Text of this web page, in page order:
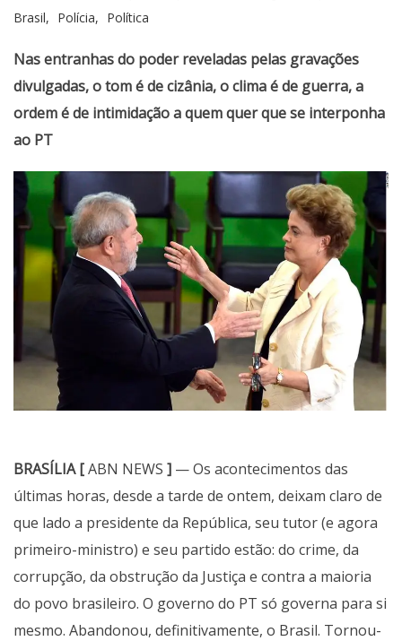
Brasil
Polícia Política
Nas entranhas do poder reveladas pelas gravações
divulgadas, o tom é de cizânia, o clima é de guerra, a
ordem é de intimidação a quem quer que se interponha
ao PT
BRASÍLIA [ABN NEWS ] — Os acontecimentos das
últimas horas, desde a tarde de ontem, deixam claro de
que lado a presidente da República, seu tutor (e agora
primeiro-ministro) e seu partido estão: do crime, da
corrupção, da obstrução da Justiça e contra a maioria
do povo brasileiro. O governo do PT só governa para si
mesmo. Abandonou, definitivamente, o Brasil. Tornou-